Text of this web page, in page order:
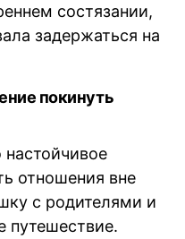
состязании,
задержаться на
покинуть
отношения вне
с родителями и
путешествие.